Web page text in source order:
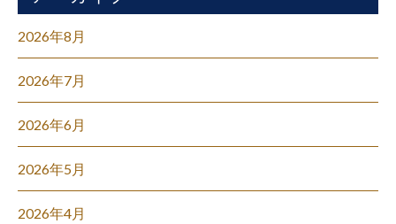
2026年8月
2026年7月
2026年6月
2026年5月
2026年4月